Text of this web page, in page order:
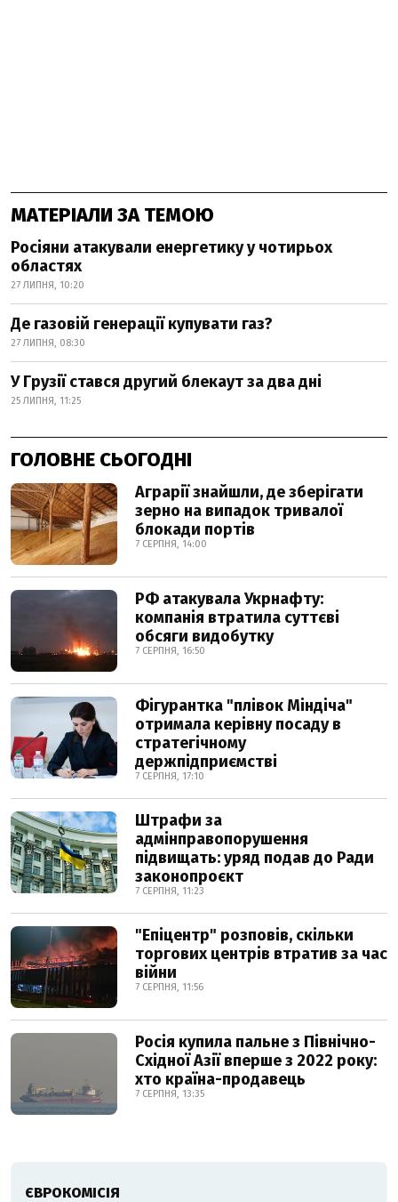
МАТЕРІАЛИ ЗА ТЕМОЮ
Росіяни атакували енергетику у чотирьох
областях
27 ЛИПНЯ, 10:20
Де газовій генерації купувати газ?
27 ЛИПНЯ, 08:30
У Грузії стався другий блекаут за два дні
25 ЛИПНЯ, 11:25
ГОЛОВНЕ СЬОГОДНІ
Аграрії знайшли, де зберігати
зерно на випадок тривалої
блокади портів
7 СЕРПНЯ, 14:00
РФ атакувала Укрнафту:
компанія втратила суттєві
обсяги видобутку
7 СЕРПНЯ, 16:50
Фігурантка "плівок Міндіча"
отримала керівну посаду в
стратегічному
держпідприємстві
7 СЕРПНЯ, 17:10
Штрафи за
адмінправопорушення
підвищать: уряд подав до Ради
законопроєкт
7 СЕРПНЯ, 11:23
"Епіцентр" розповів, скільки
торгових центрів втратив за час
війни
7 СЕРПНЯ, 11:56
Росія купила пальне з Північно-
Східної Азії вперше з 2022 року:
хто країна-продавець
7 СЕРПНЯ, 13:35
ЄВРОКОМІСІЯ